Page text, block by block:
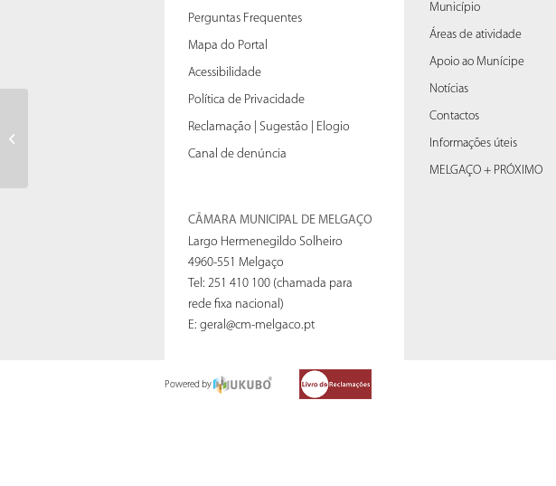
Perguntas Frequentes
Mapa do Portal
Acessibilidade
Política de Privacidade
Reclamação | Sugestão | Elogio
Canal de denúncia
CÂMARA MUNICIPAL DE MELGAÇO
Largo Hermenegildo Solheiro
4960-551 Melgaço
Tel: 251 410 100 (chamada para
rede fixa nacional)
E:geral@cm-melgaco.pt
Município
Áreas de atividade
Apoio ao Munícipe
Notícias
Contactos
Informações úteis
MELGAÇO + PRÓXIMO
Powered by
Constituição de bolsas de agentes